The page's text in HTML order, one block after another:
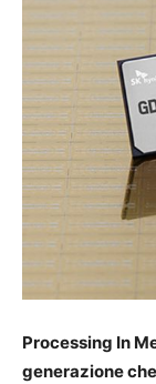
Processing In
generazione